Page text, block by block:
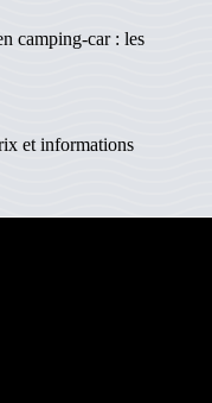
camping-car : les
et informations